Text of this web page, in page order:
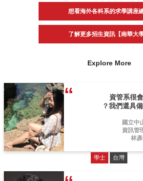
想看海外各科系的求學講座
了解更多招生資訊【南華大學
Explore More
資管系很
？我們還具
國立中
資訊管
林
學士 台灣